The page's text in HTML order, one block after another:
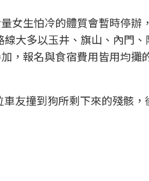
女生怕冷的體質會暫時停辦
大多以玉井、旗山、內門
，報名與食宿費用皆用均攤
友撞到狗所剩下來的殘骸